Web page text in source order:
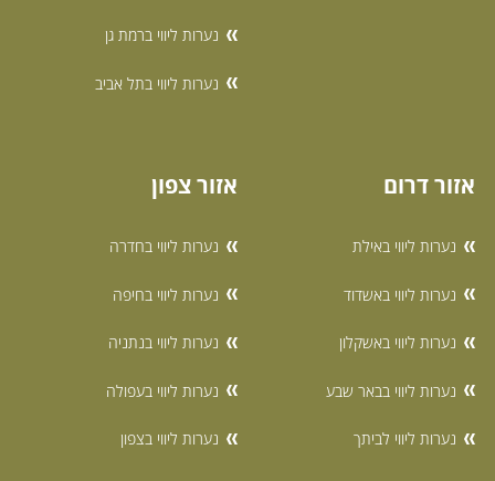
נערות ליווי ברמת גן
נערות ליווי בתל אביב
אזור דרום
נערות ליווי באילת
נערות ליווי באשדוד
נערות ליווי באשקלון
נערות ליווי בבאר שבע
נערות ליווי לביתך
אזור צפון
נערות ליווי בחדרה
נערות ליווי בחיפה
נערות ליווי בנתניה
נערות ליווי בעפולה
נערות ליווי בצפון